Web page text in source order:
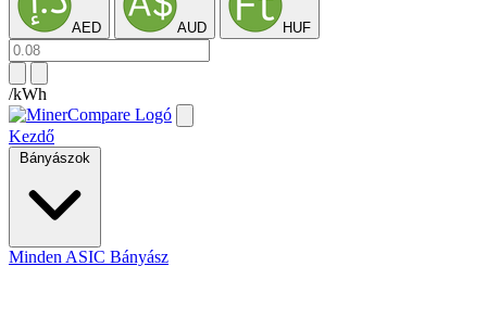
AED AUD HUF
/kWh
Kezdő
Bányászok
Minden ASIC Bányász